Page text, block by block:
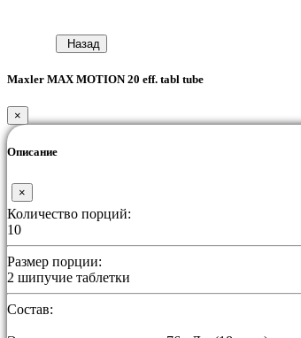
Назад
Maxler MAX MOTION 20 eff. tabl tube
×
Описание
×
Количество порций:
10
Размер порции:
2 шипучие таблетки
Состав: